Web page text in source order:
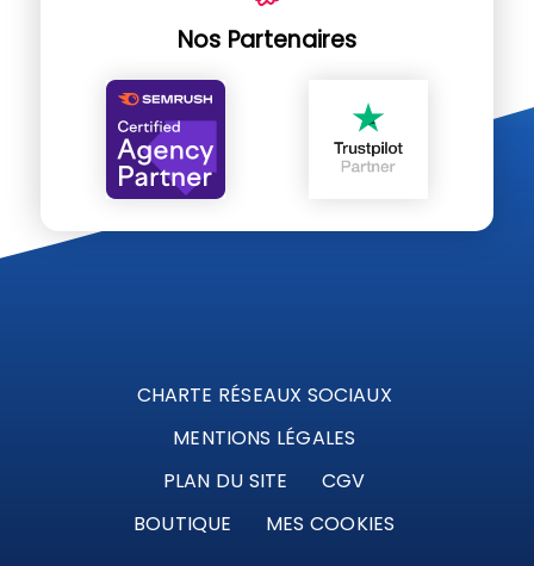
Nos Partenaires
CHARTE RÉSEAUX SOCIAUX
MENTIONS LÉGALES
PLAN DU SITE
CGV
BOUTIQUE
MES COOKIES